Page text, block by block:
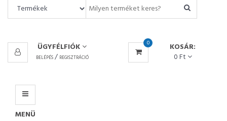
ÜGYFÉLFIÓK
BELÉPÉS/ REGISZTRÁCIÓ
0
KOSÁR:
0 Ft
MENÜ